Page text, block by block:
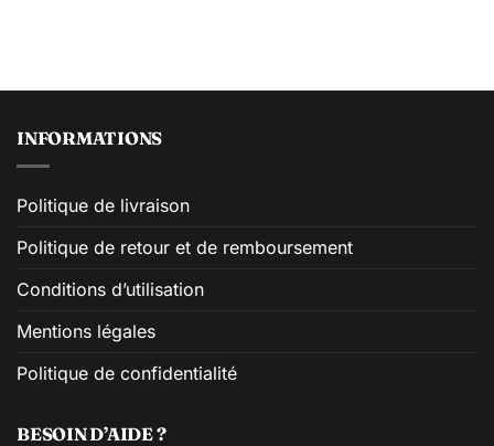
INFORMATIONS
Politique de livraison
Politique de retour et de remboursement
Conditions d’utilisation
Mentions légales
Politique de confidentialité
BESOIN D’AIDE ?